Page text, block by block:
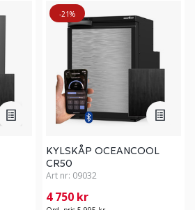
-21%
KYLSKÅP OCEANCOOL
CR50
Art nr: 09032
4 750 kr